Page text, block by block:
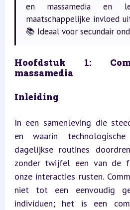
en massamedia en
maatschappelijke invloed
📚 Ideaal voor secundair
Hoofdstuk 1:
massamedia
Inleiding
In een samenleving die
en waarin
dagelijkse routines
zonder twijfel een van de
onze interacties rusten.
niet tot een eenvoudig
individuen; het is een